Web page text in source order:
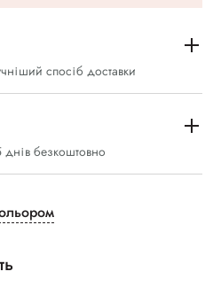
спосіб доставки
днів безкоштовно